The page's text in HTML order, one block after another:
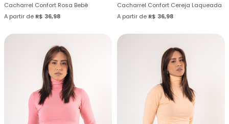
Cacharrel Confort Rosa Bebê
A partir de R$ 36,98
Cacharrel Confort Cereja Laqueada
A partir de R$ 36,98